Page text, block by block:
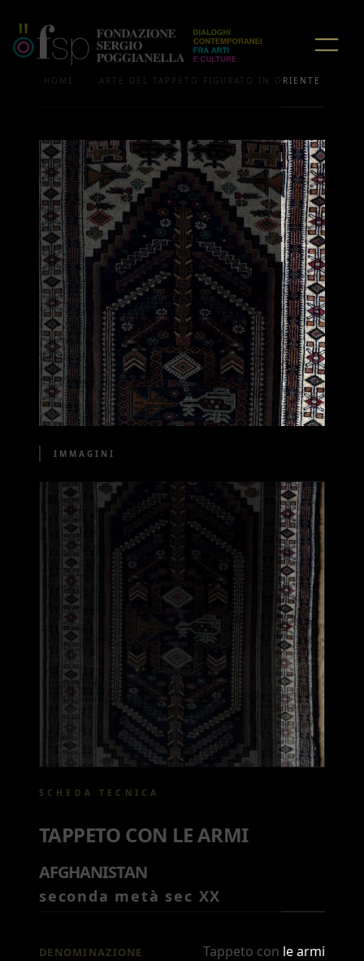
HOME ARTE DEL TAPPETO FIGURATO IN ORIENTE
IMMAGINI
SCHEDA TECNICA
TAPPETO CON LE ARMI
AFGHANISTAN
seconda metà sec XX
DENOMINAZIONE Tappeto con le armi